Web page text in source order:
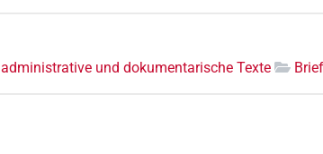
administrative und dokumentarische Texte